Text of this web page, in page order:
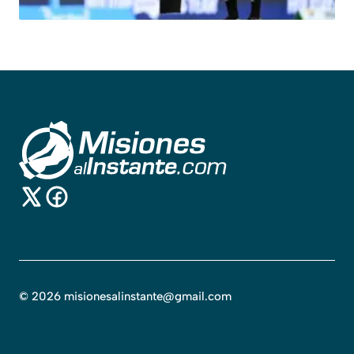
© 2026 misionesalinstante@gmail.com